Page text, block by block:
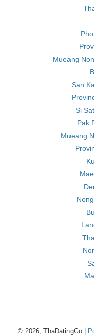
Mueang
San
Si
Pak
Mueang
© 2026, ThaDatingGo |